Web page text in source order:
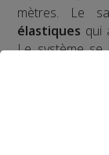
mètres. Le
élastiques qui
Le système
​Deux ans
d'agréments,